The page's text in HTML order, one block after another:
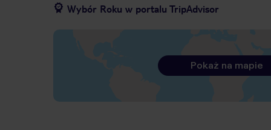
Wybór Roku w portalu TripAdvisor
Pokaż na mapie